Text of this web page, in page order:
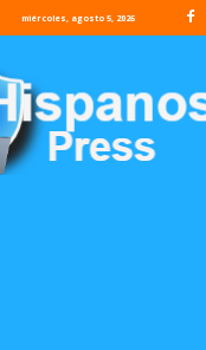
miércoles, agosto 5, 2026
Press